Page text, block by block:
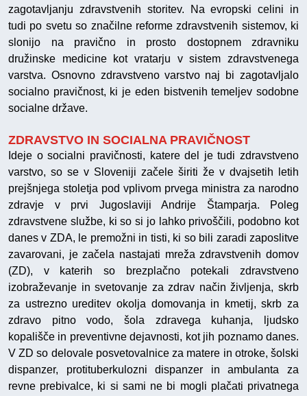
zagotavljanju zdravstvenih storitev. Na evropski celini in
tudi po svetu so značilne reforme zdravstvenih sistemov, ki
slonijo na pravično in prosto dostopnem zdravniku
družinske medicine kot vratarju v sistem zdravstvenega
varstva. Osnovno zdravstveno varstvo naj bi zagotavljalo
socialno pravičnost, ki je eden bistvenih temeljev sodobne
socialne države.
ZDRAVSTVO IN SOCIALNA PRAVIČNOST
Ideje o socialni pravičnosti, katere del je tudi zdravstveno
varstvo, so se v Sloveniji začele širiti že v dvajsetih letih
prejšnjega stoletja pod vplivom prvega ministra za narodno
zdravje v prvi Jugoslaviji Andrije Štamparja. Poleg
zdravstvene službe, ki so si jo lahko privoščili, podobno kot
danes v ZDA, le premožni in tisti, ki so bili zaradi zaposlitve
zavarovani, je začela nastajati mreža zdravstvenih domov
(ZD), v katerih so brezplačno potekali zdravstveno
izobraževanje in svetovanje za zdrav način življenja, skrb
za ustrezno ureditev okolja domovanja in kmetij, skrb za
zdravo pitno vodo, šola zdravega kuhanja, ljudsko
kopališče in preventivne dejavnosti, kot jih poznamo danes.
V ZD so delovale posvetovalnice za matere in otroke, šolski
dispanzer, protituberkulozni dispanzer in ambulanta za
revne prebivalce, ki si sami ne bi mogli plačati privatnega